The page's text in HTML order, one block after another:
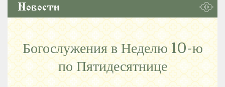
Новости
Богослужения в Неделю 10-ю
по Пятидесятнице